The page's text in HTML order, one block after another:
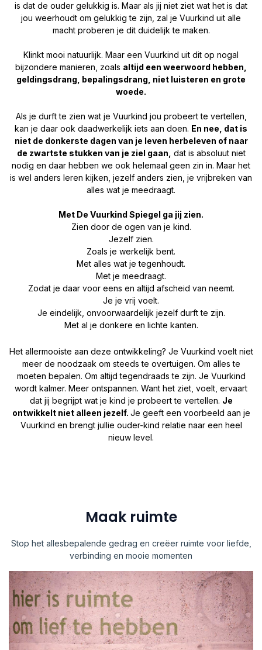
is dat de ouder gelukkig is. Maar als jij niet ziet wat het is dat
jou weerhoudt om gelukkig te zijn, zal je Vuurkind uit alle
macht proberen je dit duidelijk te maken.
Klinkt mooi natuurlijk. Maar een Vuurkind uit dit op nogal
bijzondere manieren, zoals altijd een weerwoord hebben,
geldingsdrang, bepalingsdrang, niet luisteren en grote
woede.
Als je durft te zien wat je Vuurkind jou probeert te vertellen,
kan je daar ook daadwerkelijk iets aan doen. En nee, dat is
niet de donkerste dagen van je leven herbeleven of naar
de zwartste stukken van je ziel gaan, dat is absoluut niet
nodig en daar hebben we ook helemaal geen zin in. Maar het
is wel anders leren kijken, jezelf anders zien, je vrijbreken van
alles wat je meedraagt.
Met De Vuurkind Spiegel ga jij zien.
Zien door de ogen van je kind.
Jezelf zien.
Zoals je werkelijk bent.
Met alles wat je tegenhoudt.
Met je meedraagt.
Zodat je daar voor eens en altijd afscheid van neemt.
Je je vrij voelt.
Je eindelijk, onvoorwaardelijk jezelf durft te zijn.
Met al je donkere en lichte kanten.
Het allermooiste aan deze ontwikkeling? Je Vuurkind voelt niet
meer de noodzaak om steeds te overtuigen. Om alles te
moeten bepalen. Om altijd tegendraads te zijn. Je Vuurkind
wordt kalmer. Meer ontspannen. Want het ziet, voelt, ervaart
dat jij begrijpt wat je kind je probeert te vertellen. Je
ontwikkelt niet alleen jezelf. Je geeft een voorbeeld aan je
Vuurkind en brengt jullie ouder-kind relatie naar een heel
nieuw level.
Maak ruimte
Stop het allesbepalende gedrag en creëer ruimte voor liefde,
verbinding en mooie momenten